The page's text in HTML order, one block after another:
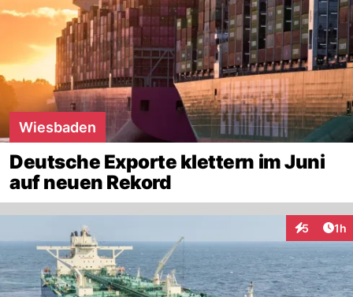
Wiesbaden
Deutsche Exporte klettern im Juni
auf neuen Rekord
5 1h